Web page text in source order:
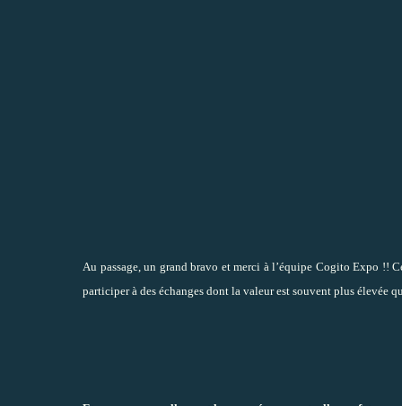
Au passage, un grand bravo et merci à l’équipe Cogito Expo !!
participer à des échanges dont la valeur est souvent plus élevée